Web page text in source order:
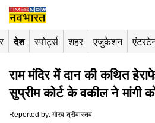
देश स्पोर्ट्स शहर एजुकेशन
राम मंदिर में दान की कथित
सुप्रीम कोर्ट के वकील ने मांगी
Reported by: गौरव श्रीवास्तव